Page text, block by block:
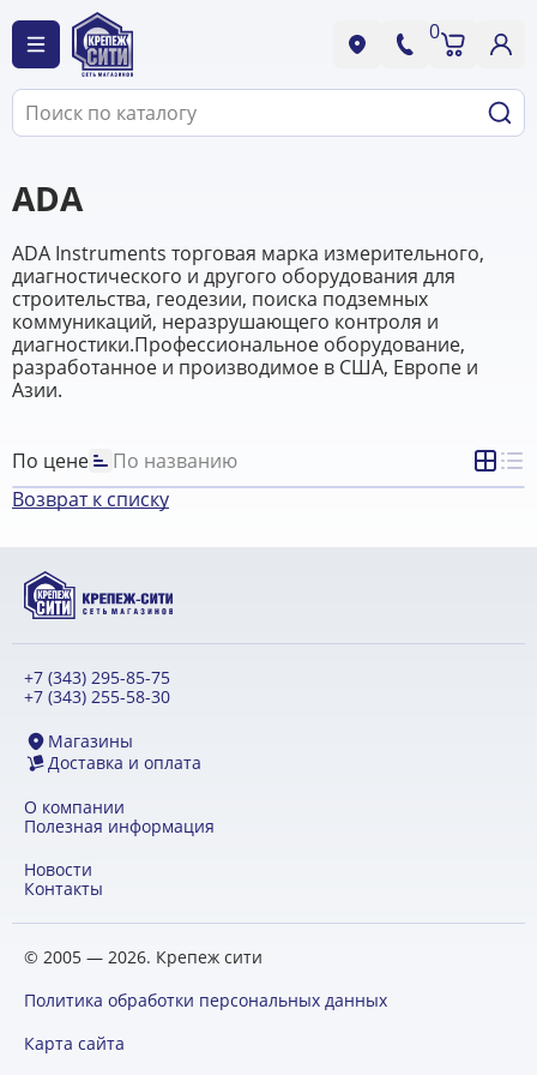
0
ADA
ADA Instruments торговая марка измерительного,
диагностического и другого оборудования для
строительства, геодезии, поиска подземных
коммуникаций, неразрушающего контроля и
диагностики.Профессиональное оборудование,
разработанное и производимое в США, Европе и
Азии.
По цене
По названию
Возврат к списку
+7 (343) 295-85-75
+7 (343) 255-58-30
Магазины
Доставка и оплата
О компании
Полезная информация
Новости
Контакты
© 2005 — 2026. Крепеж сити
Политика обработки персональных данных
Карта сайта